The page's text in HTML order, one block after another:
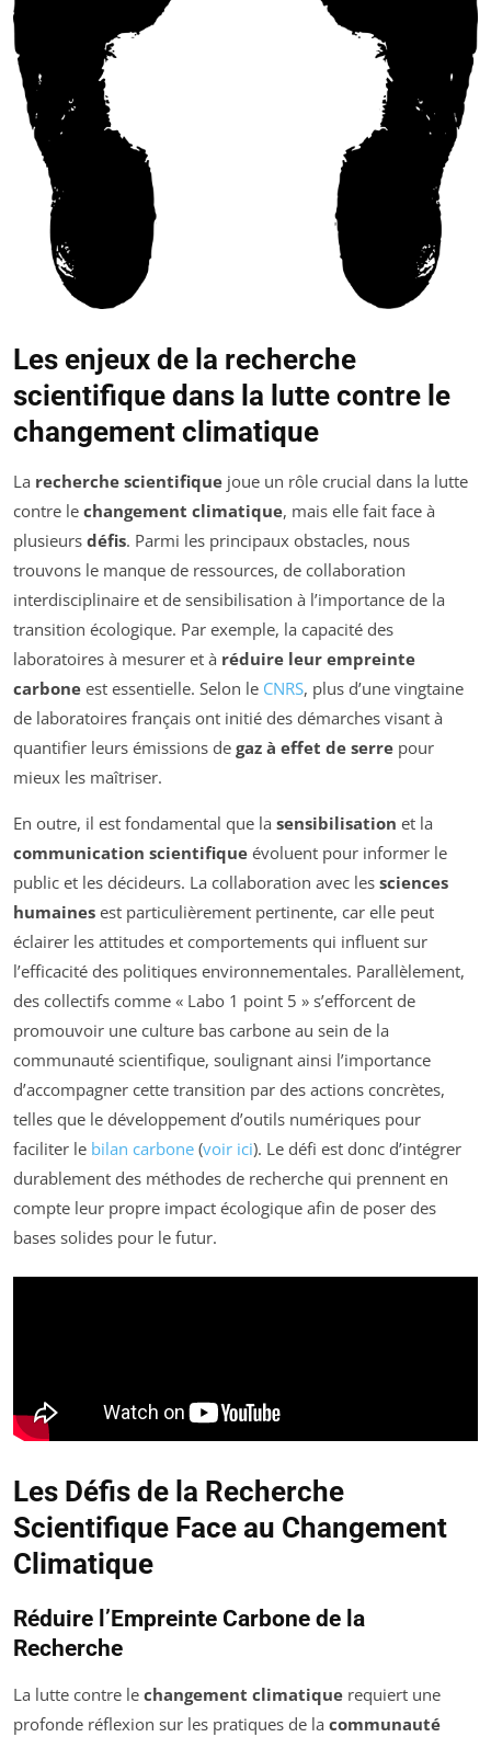
Les enjeux de la recherche
scientifique dans la lutte contre le
changement climatique
La recherche scientifique joue un rôle crucial dans la lutte
contre le changement climatique, mais elle fait face à
plusieurs défis. Parmi les principaux obstacles, nous
trouvons le manque de ressources, de collaboration
interdisciplinaire et de sensibilisation à l’importance de la
transition écologique. Par exemple, la capacité des
laboratoires à mesurer et à réduire leur empreinte
carbone est essentielle. Selon le CNRS, plus d’une vingtaine
de laboratoires français ont initié des démarches visant à
quantifier leurs émissions de gaz à effet de serre pour
mieux les maîtriser.
En outre, il est fondamental que la sensibilisation et la
communication scientifique évoluent pour informer le
public et les décideurs. La collaboration avec les sciences
humaines est particulièrement pertinente, car elle peut
éclairer les attitudes et comportements qui influent sur
l’efficacité des politiques environnementales. Parallèlement,
des collectifs comme « Labo 1 point 5 » s’efforcent de
promouvoir une culture bas carbone au sein de la
communauté scientifique, soulignant ainsi l’importance
d’accompagner cette transition par des actions concrètes,
telles que le développement d’outils numériques pour
faciliter le bilan carbone (voir ici). Le défi est donc d’intégrer
durablement des méthodes de recherche qui prennent en
compte leur propre impact écologique afin de poser des
bases solides pour le futur.
Les Défis de la Recherche
Scientifique Face au Changement
Climatique
Réduire l’Empreinte Carbone de la
Recherche
La lutte contre le changement climatique requiert une
profonde réflexion sur les pratiques de la communauté